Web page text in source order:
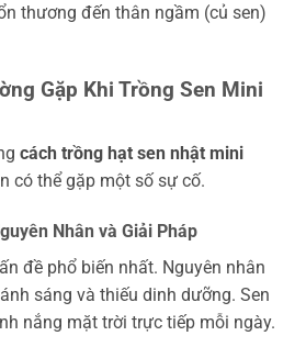
thương đến thân ngầm (củ sen)
Gặp Khi Trồng Sen Mini
cách trồng hạt sen nhật mini
có thể gặp một số sự cố.
Nhân và Giải Pháp
đề phổ biến nhất. Nguyên nhân
sáng và thiếu dinh dưỡng. Sen
nắng mặt trời trực tiếp mỗi ngày.